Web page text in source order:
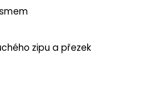
zipu a přezek